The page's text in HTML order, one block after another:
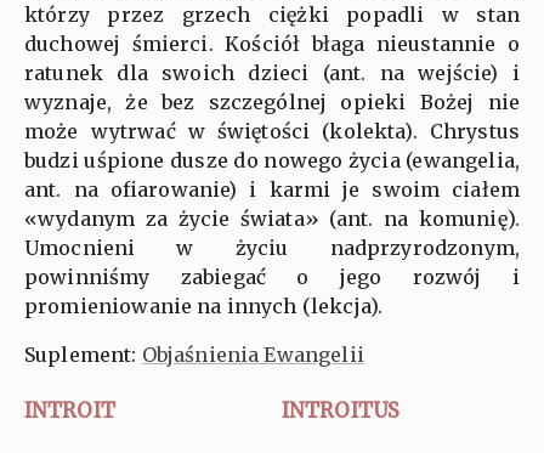
którzy przez grzech ciężki popadli w stan
duchowej śmierci. Kościół błaga nieustannie o
ratunek dla swoich dzieci (ant. na wejście) i
wyznaje, że bez szczególnej opieki Bożej nie
może wytrwać w świętości (kolekta). Chrystus
budzi uśpione dusze do nowego życia (ewangelia,
ant. na ofiarowanie) i karmi je swoim ciałem
«wydanym za życie świata» (ant. na komunię).
Umocnieni w życiu nadprzyrodzonym,
powinniśmy zabiegać o jego rozwój i
promieniowanie na innych (lekcja).
Suplement: Objaśnienia Ewangelii
INTROIT INTROITUS